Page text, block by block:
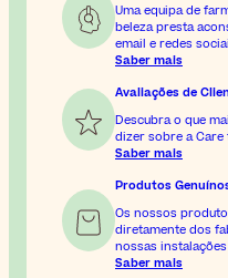
Uma equipa de
beleza presta
email e redes
Saber mais
Avaliações de
Descubra o que
dizer sobre a Care
Saber mais
Produtos
Os nossos
diretamente dos
nossas
Saber mais